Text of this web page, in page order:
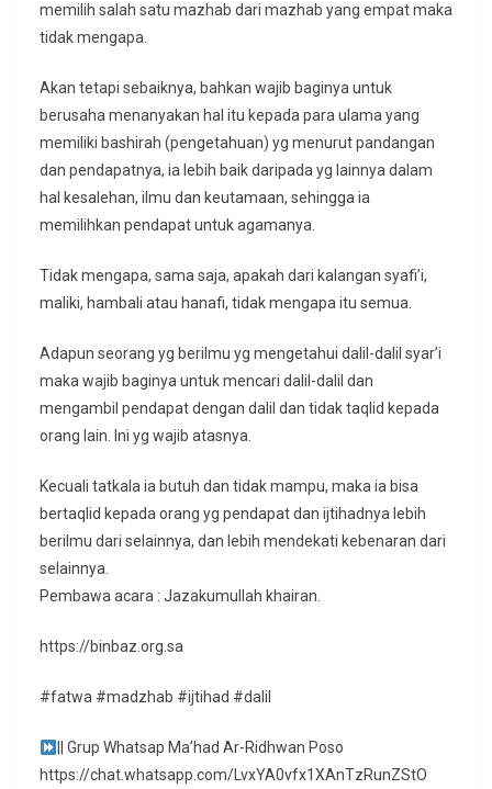
memilih salah satu mazhab dari mazhab yang empat maka
tidak mengapa.
Akan tetapi sebaiknya, bahkan wajib baginya untuk
berusaha menanyakan hal itu kepada para ulama yang
memiliki bashirah (pengetahuan) yg menurut pandangan
dan pendapatnya, ia lebih baik daripada yg lainnya dalam
hal kesalehan, ilmu dan keutamaan, sehingga ia
memilihkan pendapat untuk agamanya.
Tidak mengapa, sama saja, apakah dari kalangan syafi’i,
maliki, hambali atau hanafi, tidak mengapa itu semua.
Adapun seorang yg berilmu yg mengetahui dalil-dalil syar’i
maka wajib baginya untuk mencari dalil-dalil dan
mengambil pendapat dengan dalil dan tidak taqlid kepada
orang lain. Ini yg wajib atasnya.
Kecuali tatkala ia butuh dan tidak mampu, maka ia bisa
bertaqlid kepada orang yg pendapat dan ijtihadnya lebih
berilmu dari selainnya, dan lebih mendekati kebenaran dari
selainnya.
Pembawa acara : Jazakumullah khairan.
https://binbaz.org.sa
#fatwa #madzhab #ijtihad #dalil
|| Grup Whatsap Ma’had Ar-Ridhwan Poso
https://chat.whatsapp.com/LvxYA0vfx1XAnTzRunZStO